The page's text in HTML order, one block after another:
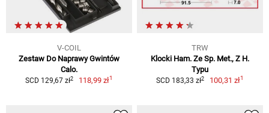
V-COIL
Zestaw Do Naprawy Gwintów
Calo.
SCD 129,67 zł2 118,99 zł1
TRW
Klocki Ham. Ze Sp. Met., Z H.
Typu
SCD 183,33 zł2 100,31 zł1